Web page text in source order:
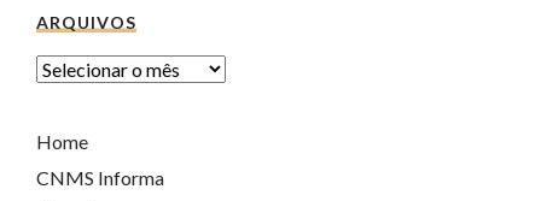
ARQUIVOS
Home
CNMS Informa